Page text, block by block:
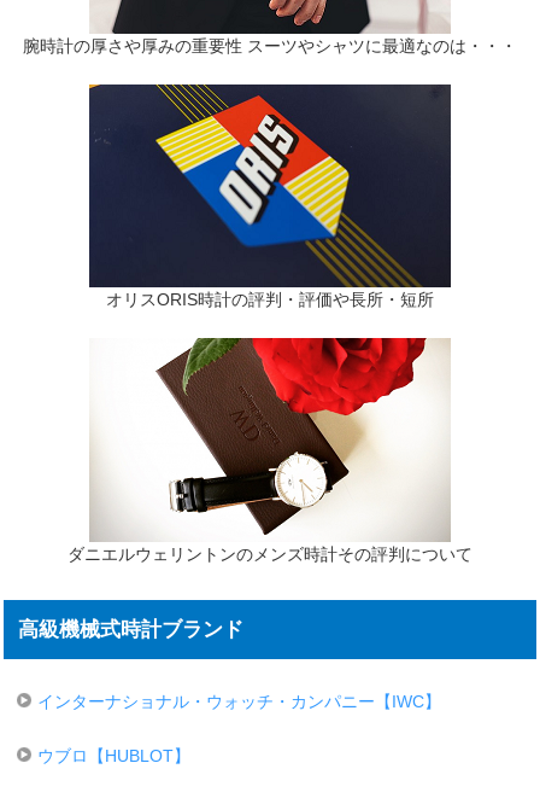
腕時計の厚さや厚みの重要性 スーツやシャツに最適なのは・・・
オリスORIS時計の評判・評価や長所・短所
ダニエルウェリントンのメンズ時計その評判について
高級機械式時計ブランド
インターナショナル・ウォッチ・カンパニー【IWC】
ウブロ【HUBLOT】